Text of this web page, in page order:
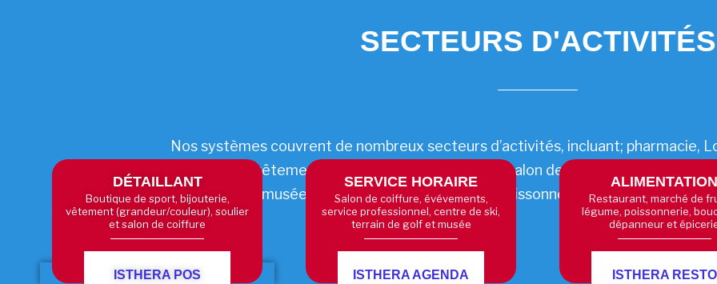
SECTEURS D'ACTIVITÉS
Nos systèmes couvrent de nombreux secteurs d’activités, incluant; pharmacie,
bijouterie, vêtement (grandeur/couleur), soulier, salon de coiffure, billetterie,
musée, marché de fruit et légume, poissonnerie, boucherie,
DÉTAILLANT
Boutique de sport, bijouterie,
vêtement (grandeur/couleur), soulier
et salon de coiffure
ISTHERA POS
SERVICE HORAIRE
Salon de coiffure, évévements,
service professionnel, centre de ski,
terrain de golf et musée
ISTHERA AGENDA
ALIMENTATION
Restaurant, marché de
légume, poissonnerie,
dépanneur et
ISTHERA RESTO